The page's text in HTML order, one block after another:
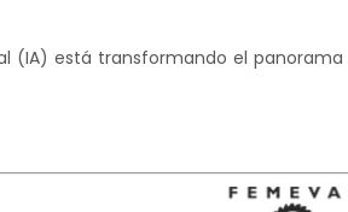
(IA) está transformando el